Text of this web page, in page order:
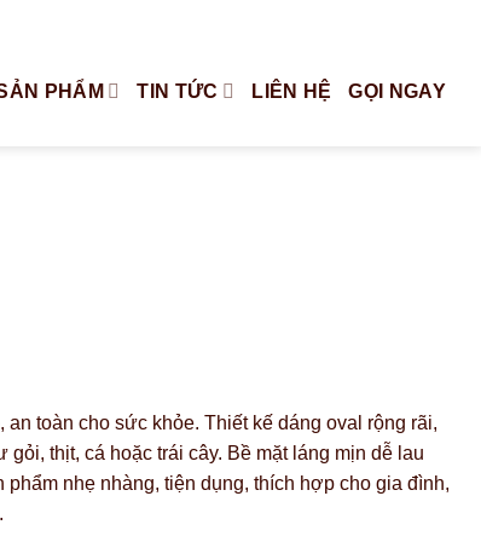
PHẨM TIN TỨC LIÊN HỆ GỌI NGAY
toàn cho sức khỏe. Thiết kế dáng oval rộng rãi,
thịt, cá hoặc trái cây. Bề mặt láng mịn dễ lau
nhẹ nhàng, tiện dụng, thích hợp cho gia đình,